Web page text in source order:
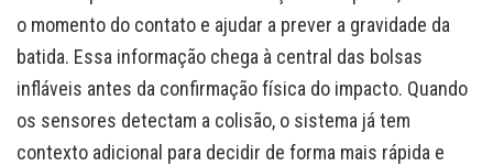
o momento do contato e ajudar a prever a gravidade da
batida. Essa informação chega à central das bolsas
infláveis antes da confirmação física do impacto. Quando
os sensores detectam a colisão, o sistema já tem
contexto adicional para decidir de forma mais rápida e